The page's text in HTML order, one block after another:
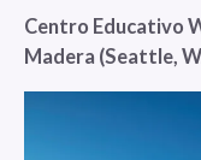
Centro Educativo
Madera (Seattle,